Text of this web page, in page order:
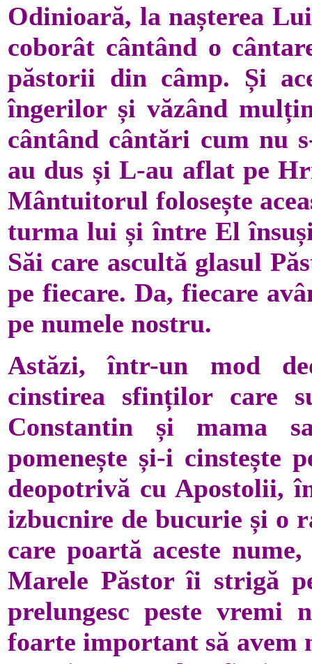
Odinioară, la nașterea
coborât cântând o
păstorii din câmp. Și
îngerilor și văzând
cântând cântări cum nu
au dus și L-au aflat pe
Mântuitorul folosește
turma lui și între El
Săi care ascultă glasul
pe fiecare. Da, fiecare
pe numele nostru.
Astăzi, într-un mod
cinstirea sfinților care
Constantin și mama
pomenește și-i cinstește
deopotrivă cu Apostolii,
izbucnire de bucurie și o
care poartă aceste
Marele Păstor îi strigă
prelungesc peste vremi
foarte important să avem